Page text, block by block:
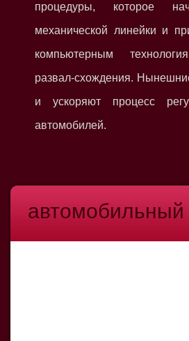
процедуры, которое
механической линейки и
компьютерным
развал-схождения.
и ускоряют процесс
автомобилей.
автомобильный